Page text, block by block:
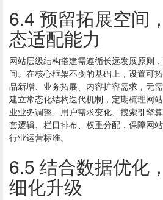
6.4 预留拓展空间
态适配能力
网站层级结构搭建需遵循长远发展原则
间。在核心框架不变的基础上，设置可
品新增、业务拓展、内容扩容需求，无
建立常态化结构迭代机制，定期梳理网
业业务调整、用户需求变化、搜索引擎
套逻辑、栏目排布、权重分配，保障网
行业运营标准。
6.5 结合数据优化
细化升级